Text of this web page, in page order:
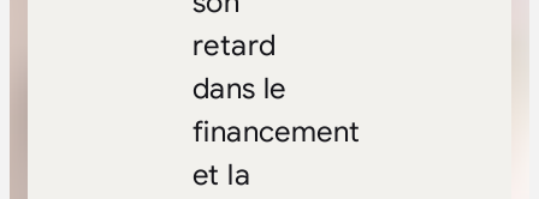
retard
dans le
financement
et la